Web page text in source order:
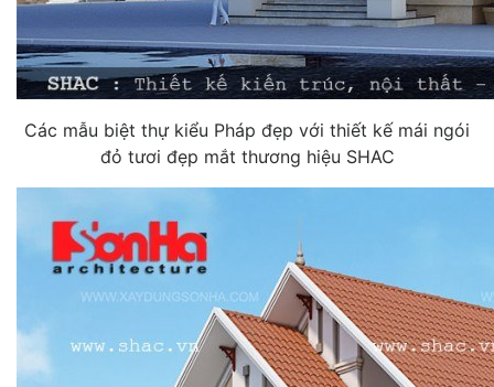
Các mẫu biệt thự kiểu Pháp đẹp với thiết kế mái ngói
đỏ tươi đẹp mắt thương hiệu SHAC